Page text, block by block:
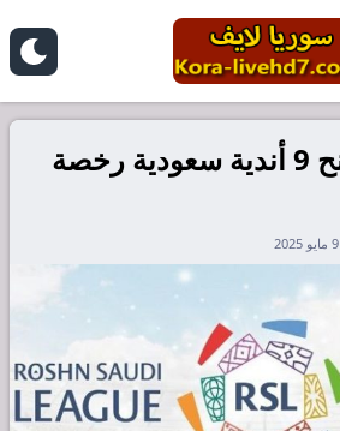
بينهما نيوم.. منح 9 أندية سعودية رخصة
9 مايو 2025